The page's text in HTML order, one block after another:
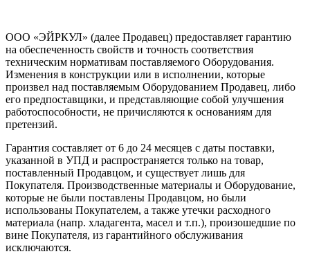
ООО «ЭЙРКУЛ» (далее Продавец) предоставляет гарантию
на обеспеченность свойств и точность соответствия
техническим нормативам поставляемого Оборудования.
Изменения в конструкции или в исполнении, которые
произвел над поставляемым Оборудованием Продавец, либо
его предпоставщики, и представляющие собой улучшения
работоспособности, не причисляются к основаниям для
претензий.
Гарантия составляет от 6 до 24 месяцев с даты поставки,
указанной в УПД и распространяется только на товар,
поставленный Продавцом, и существует лишь для
Покупателя. Производственные материалы и Оборудование,
которые не были поставлены Продавцом, но были
использованы Покупателем, а также утечки расходного
материала (напр. хладагента, масел и т.п.), произошедшие по
вине Покупателя, из гарантийного обслуживания
исключаются.